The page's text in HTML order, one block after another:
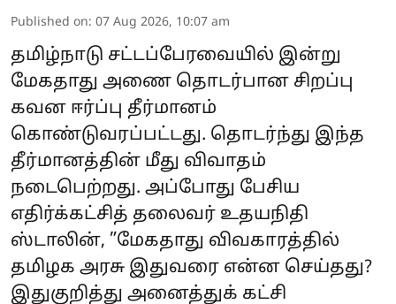
Published on: 07 Aug 2026, 10:07 am
தமிழ்நாடு சட்டப்பேரவையில் இன்று
மேகதாது அணை தொடர்பான சிறப்பு
கவன ஈர்ப்பு தீர்மானம்
கொண்டுவரப்பட்டது. தொடர்ந்து இந்த
தீர்மானத்தின் மீது விவாதம்
நடைபெற்றது. அப்போது பேசிய
எதிர்க்கட்சித் தலைவர் உதயநிதி
ஸ்டாலின், ”மேகதாது விவகாரத்தில்
தமிழக அரசு இதுவரை என்ன செய்தது?
இதுகுறித்து அனைத்துக் கட்சி